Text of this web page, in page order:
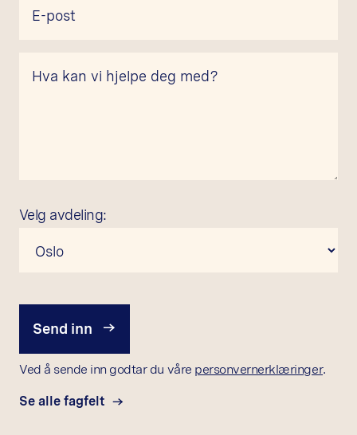
Velg avdeling:
Send inn
Ved å sende inn godtar du våre personvernerklæringer.
Se alle fagfelt